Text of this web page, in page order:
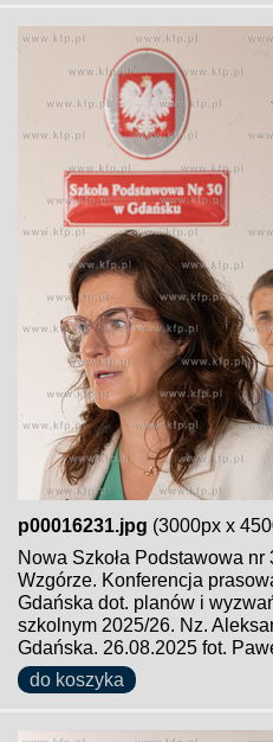
p00016231.jpg (3000px x
Nowa Szkoła Podstawowa
Wzgórze. Konferencja
Gdańska dot. planów i
szkolnym 2025/26. Nz.
Gdańska. 26.08.2025 fot.
do koszyka